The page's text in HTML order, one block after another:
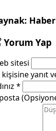
Yorum Yap
sitesi
kişisine yanıt
*